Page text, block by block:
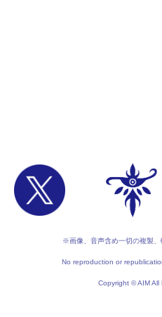
※画像、音声含め一切の複製、
No reproduction or
Copyright © AIM All